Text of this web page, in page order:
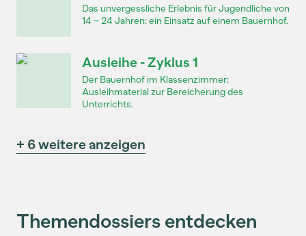
Das unvergessliche Erlebnis für Jugendliche von
14 – 24 Jahren: ein Einsatz auf einem Bauernhof.
Ausleihe - Zyklus 1
Der Bauernhof im Klassenzimmer:
Ausleihmaterial zur Bereicherung des
Unterrichts.
+ 6 weitere anzeigen
Themendossiers entdecken